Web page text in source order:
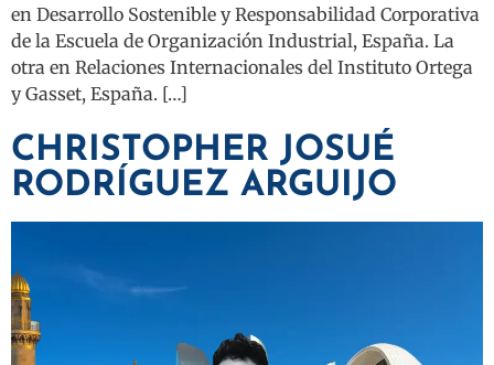
en Desarrollo Sostenible y Responsabilidad Corporativa
de la Escuela de Organización Industrial, España. La
otra en Relaciones Internacionales del Instituto Ortega
y Gasset, España. […]
CHRISTOPHER JOSUÉ
RODRÍGUEZ ARGUIJO